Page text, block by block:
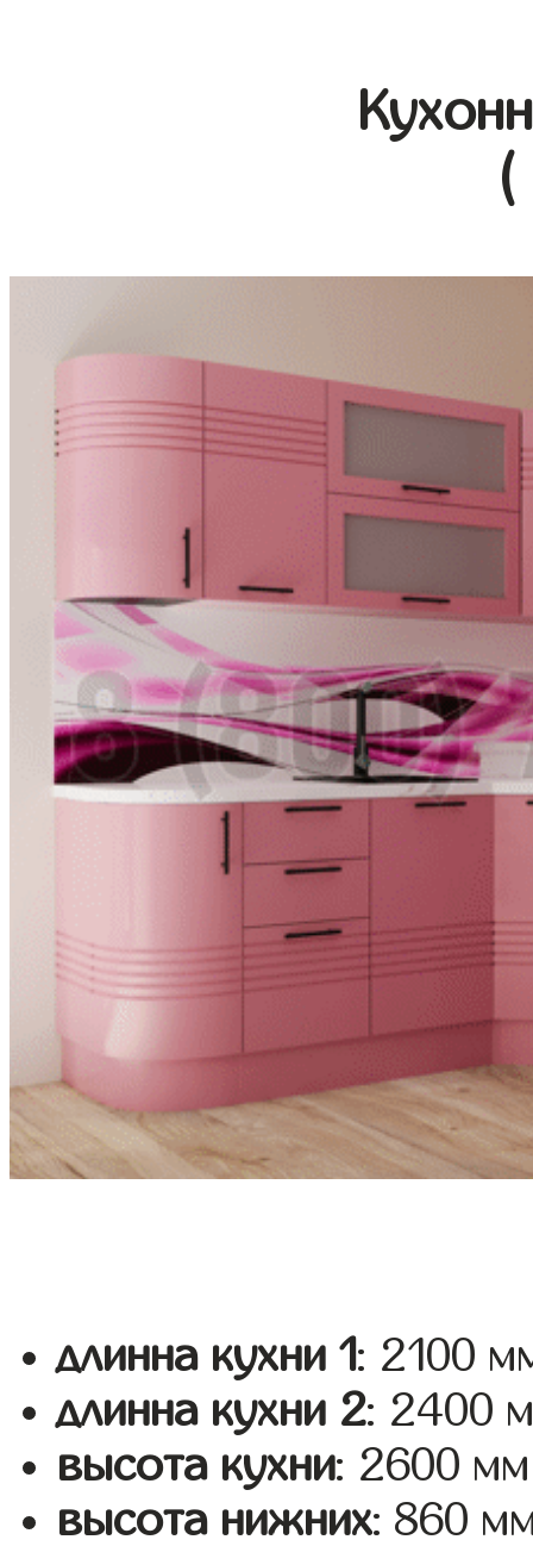
(
длинна кухни 1: 2100
длинна кухни 2: 2400
высота кухни: 2600 мм
высота нижних: 860